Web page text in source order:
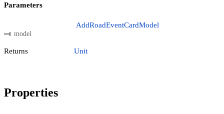
Parameters
model
AddRoadEventCardModel
Returns Unit
Properties